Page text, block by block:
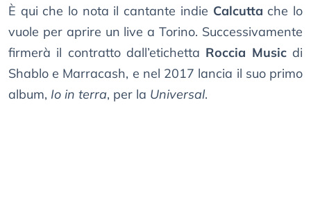
È qui che lo nota il cantante indie Calcutta che lo
vuole per aprire un live a Torino. Successivamente
firmerà il contratto dall’etichetta Roccia Musicdi
Shablo e Marracash, e nel 2017 lancia il suo primo
album, Io in terra, per la Universal.